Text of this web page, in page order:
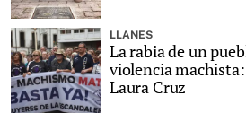
LLANES
La rabia de un
violencia
Laura Cruz